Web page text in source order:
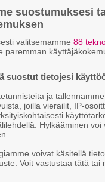
ja tiedät mistä
suostumuksesi
valitsemamme 88
paremman
suostut tietojesi
ja
joilla vierailit, IP-
Hylkääminen
voivat käsitellä
Voit vastustaa tätä